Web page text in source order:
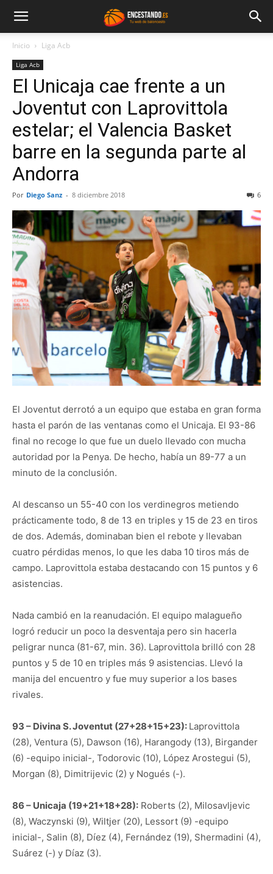
Inicio Liga Acb
Liga Acb
El Unicaja cae frente a un
Joventut con Laprovittola
estelar; el Valencia Basket
barre en la segunda parte al
Andorra
Por Diego Sanz - 8 diciembre 2018 6
El Joventut derrotó a un equipo que estaba en gran forma
hasta el parón de las ventanas como el Unicaja. El 93-86
final no recoge lo que fue un duelo llevado con mucha
autoridad por la Penya. De hecho, había un 89-77 a un
minuto de la conclusión.
Al descanso un 55-40 con los verdinegros metiendo
prácticamente todo, 8 de 13 en triples y 15 de 23 en tiros
de dos. Además, dominaban bien el rebote y llevaban
cuatro pérdidas menos, lo que les daba 10 tiros más de
campo. Laprovittola estaba destacando con 15 puntos y 6
asistencias.
Nada cambió en la reanudación. El equipo malagueño
logró reducir un poco la desventaja pero sin hacerla
peligrar nunca (81-67, min. 36). Laprovittola brilló con 28
puntos y 5 de 10 en triples más 9 asistencias. Llevó la
manija del encuentro y fue muy superior a los bases
rivales.
93 – Divina S. Joventut (27+28+15+23): Laprovittola
(28), Ventura (5), Dawson (16), Harangody (13), Birgander
(6) -equipo inicial-, Todorovic (10), López Arostegui (5),
Morgan (8), Dimitrijevic (2) y Nogués (-).
86 – Unicaja (19+21+18+28): Roberts (2), Milosavljevic
(8), Waczynski (9), Wiltjer (20), Lessort (9) -equipo
inicial-, Salin (8), Díez (4), Fernández (19), Shermadini (4),
Suárez (-) y Díaz (3).